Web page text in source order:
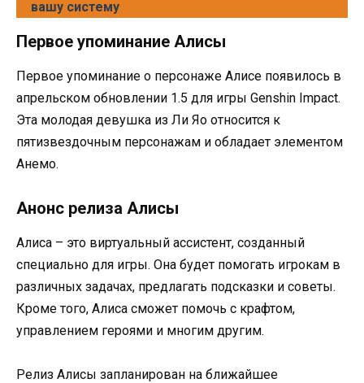
вашу систему
Первое упоминание Алисы
Первое упоминание о персонаже Алисе появилось в
апрельском обновлении 1.5 для игры Genshin Impact.
Эта молодая девушка из Ли Яо относится к
пятизвездочным персонажам и обладает элементом
Анемо.
Анонс релиза Алисы
Алиса – это виртуальный ассистент, созданный
специально для игры. Она будет помогать игрокам в
различных задачах, предлагать подсказки и советы.
Кроме того, Алиса сможет помочь с крафтом,
управлением героями и многим другим.
Релиз Алисы запланирован на ближайшее